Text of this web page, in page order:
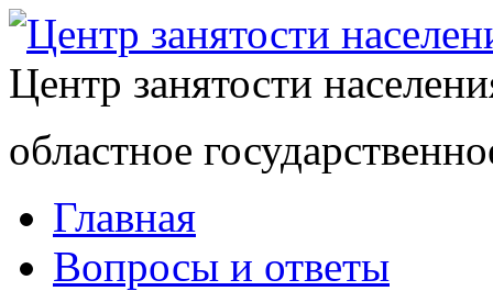
Центр занятости
областное
Главная
Вопросы и ответы